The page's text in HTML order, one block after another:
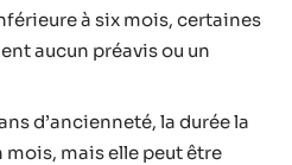
à six mois, certaines
aucun préavis ou un
d’ancienneté, la durée la
mois, mais elle peut être